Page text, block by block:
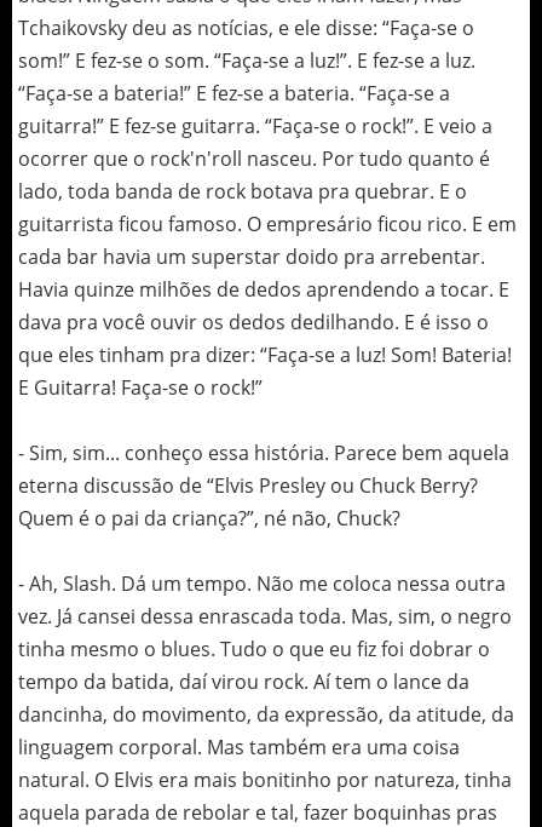
Tchaikovsky deu as notícias, e ele disse: “Faça-se o
som!” E fez-se o som. “Faça-se a luz!”. E fez-se a luz.
“Faça-se a bateria!” E fez-se a bateria. “Faça-se a
guitarra!” E fez-se guitarra. “Faça-se o rock!”. E veio a
ocorrer que o rock'n'roll nasceu. Por tudo quanto é
lado, toda banda de rock botava pra quebrar. E o
guitarrista ficou famoso. O empresário ficou rico. E em
cada bar havia um superstar doido pra arrebentar.
Havia quinze milhões de dedos aprendendo a tocar. E
dava pra você ouvir os dedos dedilhando. E é isso o
que eles tinham pra dizer: “Faça-se a luz! Som! Bateria!
E Guitarra! Faça-se o rock!”
- Sim, sim... conheço essa história. Parece bem aquela
eterna discussão de “Elvis Presley ou Chuck Berry?
Quem é o pai da criança?”, né não, Chuck?
- Ah, Slash. Dá um tempo. Não me coloca nessa outra
vez. Já cansei dessa enrascada toda. Mas, sim, o negro
tinha mesmo o blues. Tudo o que eu fiz foi dobrar o
tempo da batida, daí virou rock. Aí tem o lance da
dancinha, do movimento, da expressão, da atitude, da
linguagem corporal. Mas também era uma coisa
natural. O Elvis era mais bonitinho por natureza, tinha
aquela parada de rebolar e tal, fazer boquinhas pras